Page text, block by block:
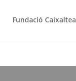
Fundació Caixaltea